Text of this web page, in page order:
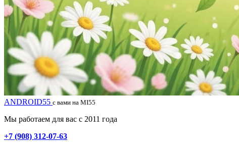
ANDROID55 с вами на MI55
Мы работаем для вас с 2011 года
+7 (908) 312-07-63